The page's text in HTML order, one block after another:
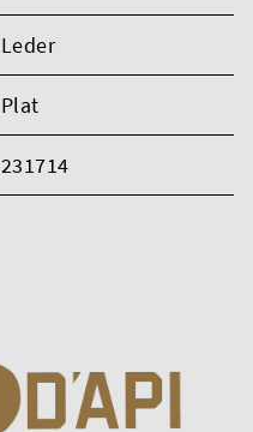
Leder
Plat
231714